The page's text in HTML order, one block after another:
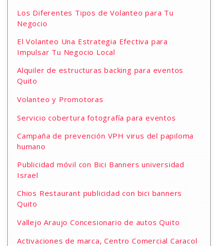
Los Diferentes Tipos de Volanteo para Tu
Negocio
El Volanteo Una Estrategia Efectiva para
Impulsar Tu Negocio Local
Alquiler de estructuras backing para eventos
Quito
Volanteo y Promotoras
Servicio cobertura fotografía para eventos
Campaña de prevención VPH virus del papiloma
humano
Publicidad móvil con Bici Banners universidad
Israel
Chios Restaurant publicidad con bici banners
Quito
Vallejo Araujo Concesionario de autos Quito
Activaciones de marca, Centro Comercial Caracol